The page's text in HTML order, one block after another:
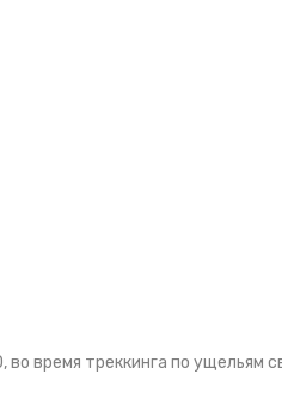
время треккинга по ущельям